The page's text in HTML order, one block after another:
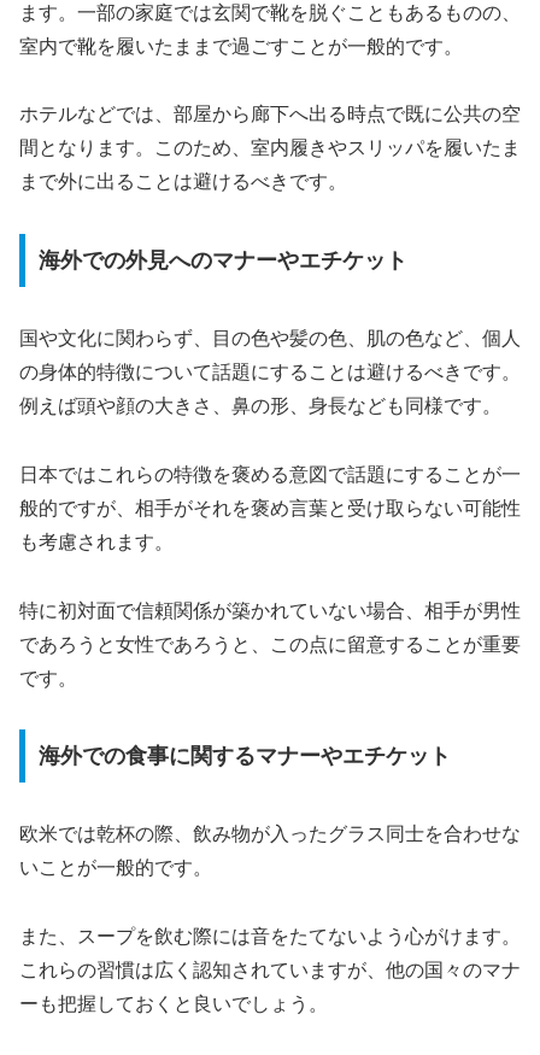
ます。一部の家庭では玄関で靴を脱ぐこともあるものの、
室内で靴を履いたままで過ごすことが一般的です。
ホテルなどでは、部屋から廊下へ出る時点で既に公共の空
間となります。このため、室内履きやスリッパを履いたま
まで外に出ることは避けるべきです。
海外での外見へのマナーやエチケット
国や文化に関わらず、目の色や髪の色、肌の色など、個人
の身体的特徴について話題にすることは避けるべきです。
例えば頭や顔の大きさ、鼻の形、身長なども同様です。
日本ではこれらの特徴を褒める意図で話題にすることが一
般的ですが、相手がそれを褒め言葉と受け取らない可能性
も考慮されます。
特に初対面で信頼関係が築かれていない場合、相手が男性
であろうと女性であろうと、この点に留意することが重要
です。
海外での食事に関するマナーやエチケット
欧米では乾杯の際、飲み物が入ったグラス同士を合わせな
いことが一般的です。
また、スープを飲む際には音をたてないよう心がけます。
これらの習慣は広く認知されていますが、他の国々のマナ
ーも把握しておくと良いでしょう。